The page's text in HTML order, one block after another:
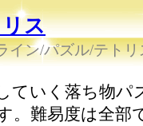
ス
イン/パズル/テトリ
ていく落ち物パ
。難易度は全部